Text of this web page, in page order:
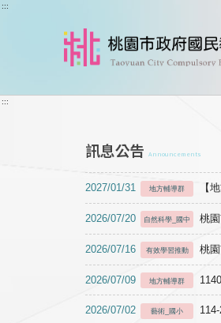
跳到主要內容
:::
:::
訊息公告 Announcements
2027/01/31 地方輔導群 【
2026/07/20 自然科學_國中 桃
2026/07/16 有效學習推動 桃
2026/07/09 地方輔導群
2026/07/02 藝術_國小